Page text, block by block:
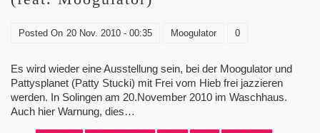
Posted On 20 Nov. 2010 - 00:35 Moogulator 0
Es wird wieder eine Ausstellung sein, bei der Moogulator und
Pattysplanet (Patty Stucki) mit Frei vom Hieb frei jazzieren
werden. In Solingen am 20.November 2010 im Waschhaus.
Auch hier Warnung, dies…